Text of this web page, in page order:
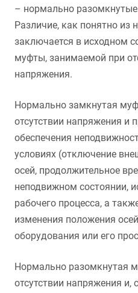
– нормально
Различие, как понятно из
заключается в исходном
муфты, занимаемой при
напряжения.
Нормально замкнутая
отсутствии напряжения и
обеспечения
условиях (отключение
осей, продолжительное
неподвижном состоянии,
рабочего процесса, а
изменения положения
оборудования или его
Нормально разомкнутая
отсутствии напряжения и,